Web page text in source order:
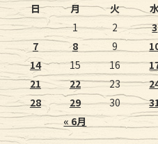
日
月 火
« 6月
1 2 3
7
8 9
14
15 16
21
22 23
28
29 30